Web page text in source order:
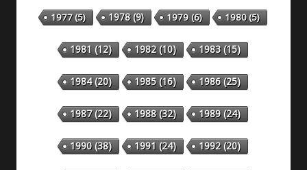
1977(5) 1978(9) 1979(6) 1980(5)
1981 (12) 1982(10) 1983(15)
1984(20) 1985(16) 1986(25)
1987(22) 1988(32) 1989(24)
1990(38) 1991 (24) 1992(20)